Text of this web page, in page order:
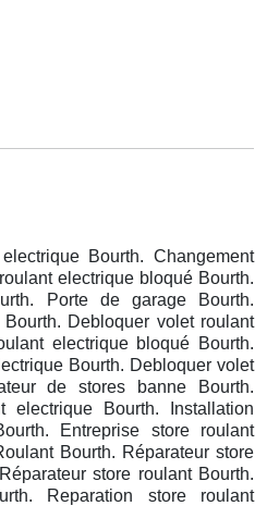
Bourth. Changement
electrique bloqué Bourth.
Porte de garage Bourth.
Debloquer volet roulant
electrique bloqué Bourth.
Bourth. Debloquer volet
de stores banne Bourth.
electrique Bourth. Installation
Entreprise store roulant
Bourth. Réparateur store
store roulant Bourth.
Reparation store roulant